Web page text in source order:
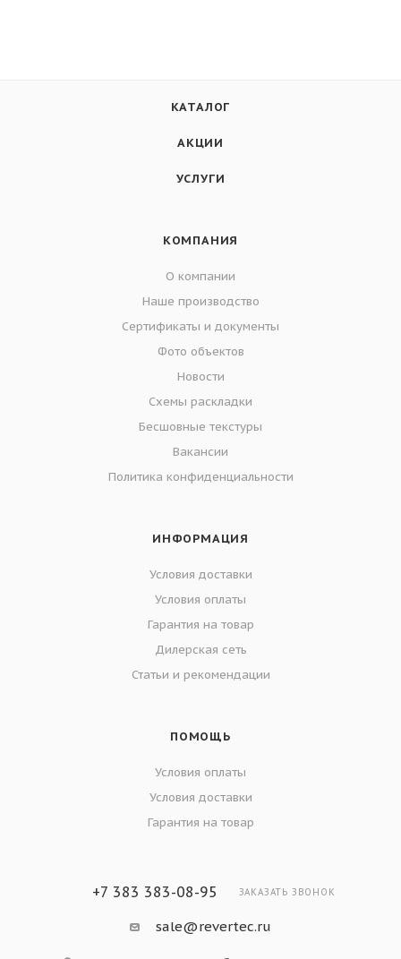
КАТАЛОГ
АКЦИИ
УСЛУГИ
КОМПАНИЯ
О компании
Наше производство
Сертификаты и документы
Фото объектов
Новости
Схемы раскладки
Бесшовные текстуры
Вакансии
Политика конфиденциальности
ИНФОРМАЦИЯ
Условия доставки
Условия оплаты
Гарантия на товар
Дилерская сеть
Статьи и рекомендации
ПОМОЩЬ
Условия оплаты
Условия доставки
Гарантия на товар
+7 383 383-08-95 ЗАКАЗАТЬ ЗВОНОК
sale@revertec.ru